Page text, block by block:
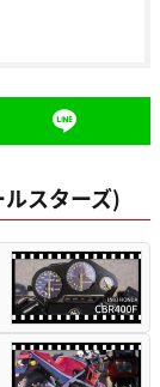
スターズ)